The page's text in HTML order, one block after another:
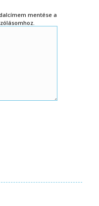
mentése a